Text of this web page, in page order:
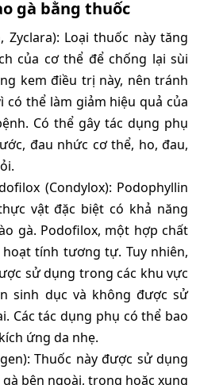
gà bằng thuốc
Zyclara): Loại thuốc này tăng
của cơ thể để chống lại sùi
kem điều trị này, nên tránh
có thể làm giảm hiệu quả của
Có thể gây tác dụng phụ
đau nhức cơ thể, ho, đau,
(Condylox): Podophyllin
vật đặc biệt có khả năng
gà. Podofilox, một hợp chất
tính tương tự. Tuy nhiên,
sử dụng trong các khu vực
sinh dục và không được sử
Các tác dụng phụ có thể bao
ứng da nhẹ.
Thuốc này được sử dụng
bên ngoài, trong hoặc xung